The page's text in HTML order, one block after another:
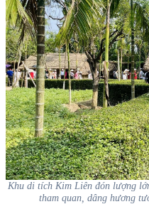
Khu di tích Kim Liên đón lượng
tham quan, dâng hương